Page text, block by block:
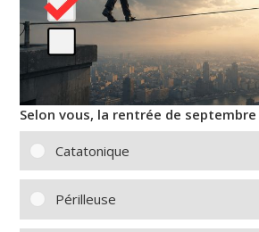
Selon vous, la rentrée de
Catatonique
Périlleuse